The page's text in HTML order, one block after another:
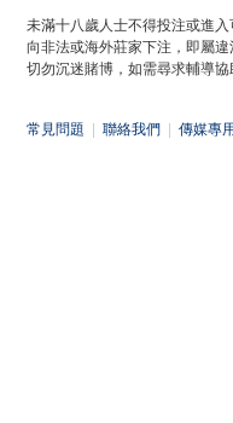
未滿十八歲人士不得投注或進入
向非法或海外莊家下注，即屬違
切勿沉迷賭博，如需尋求輔導
常見問題 聯絡我們 傳媒專